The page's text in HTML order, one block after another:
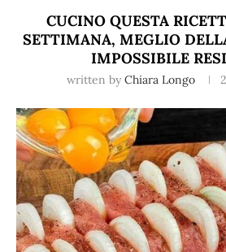
CUCINO QUESTA
SETTIMANA, MEGLIO
IMPOSSIBILE
written by Chiara Longo